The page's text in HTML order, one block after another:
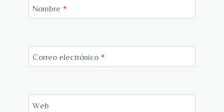
Nombre *
Correo electrónico *
Web